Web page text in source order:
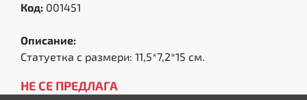
Код: 001451
Описание:
Статуетка с размери: 11,5*7,2*15 см.
НЕ СЕ ПРЕДЛАГА